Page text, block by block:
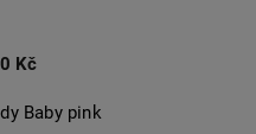
Baby pink
Kč